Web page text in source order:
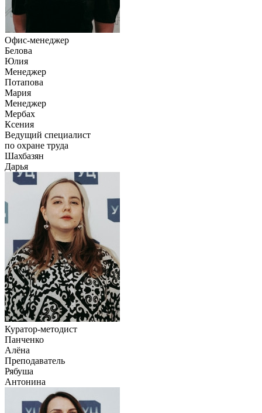
Офис-менеджер
Белова
Юлия
Менеджер
Потапова
Мария
Менеджер
Мербах
Ксения
Ведущий специалист
по охране труда
Шахбазян
Дарья
Куратор-методист
Панченко
Алёна
Преподаватель
Рябуша
Антонина